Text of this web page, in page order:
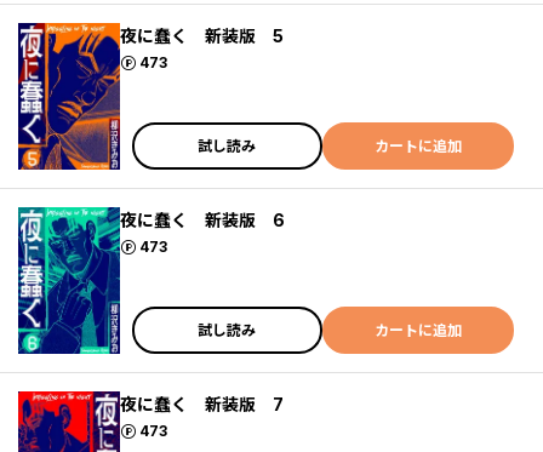
夜に蠢く 新装版 5
473
ポイント
試し読み カートに追加
夜に蠢く 新装版 6
473
ポイント
試し読み カートに追加
夜に蠢く 新装版 7
473
ポイント